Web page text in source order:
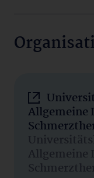
Allgemeine
Allgemeine